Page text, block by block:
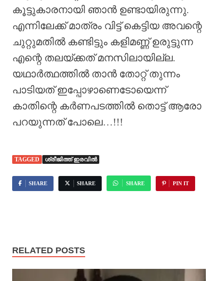
കൂട്ടുകാരനായി ഞാൻ ഉണ്ടായിരുന്നു.
എന്നിലേക്ക് മാത്രം വിട്ട് കെട്ടിയ അവന്റെ
ചുറ്റുമതിൽ കണ്ടിട്ടും കളിമണ്ണ് ഉരുട്ടുന്ന
എന്റെ തലയ്ക്കത് മനസിലായില്ല.
യഥാർത്ഥത്തിൽ താൻ തോറ്റ് തുന്നം
പാടിയത് ഇപ്പോഴാണെടോയെന്ന്
കാതിന്റെ കർണപടത്തിൽ തൊട്ട് ആരോ
പറയുന്നത് പോലെ…!!!
TAGGED ശ്രീജിത്ത് ഇരവിൽ
SHARE SHARE SHARE PIN IT
RELATED POSTS